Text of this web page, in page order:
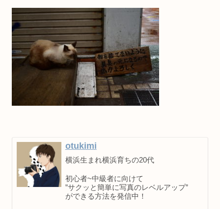
otukimi
横浜生まれ横浜育ちの20代
初心者~中級者に向けて
”サクッと簡単に写真のレベルアップ”
ができる方法を発信中！